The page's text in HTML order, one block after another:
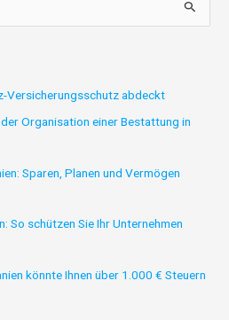
Versicherungsschutz abdeckt
Organisation einer Bestattung in
Sparen, Planen und Vermögen
So schützen Sie Ihr Unternehmen
könnte Ihnen über 1.000 € Steuern